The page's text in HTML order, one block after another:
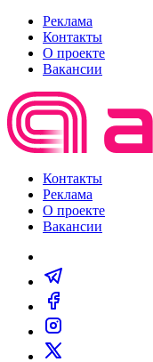
Реклама
Контакты
О проекте
Вакансии
Контакты
Реклама
О проекте
Вакансии